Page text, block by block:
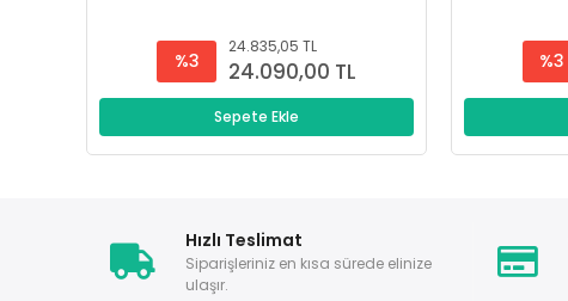
%3
24.835,05 TL
24.090,00 TL
Sepete Ekle
%3
Hızlı Teslimat
Siparişleriniz en kısa sürede elinize
ulaşır.